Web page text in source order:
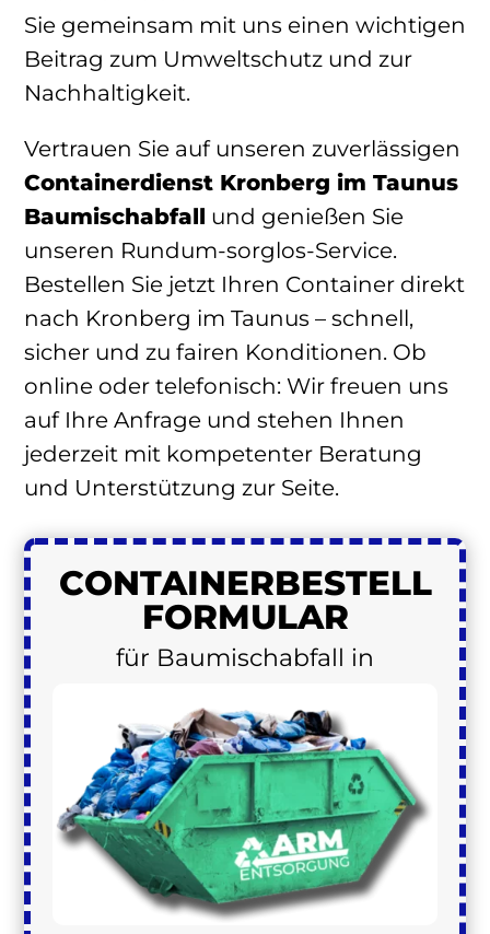
Sie gemeinsam mit uns einen wichtigen
Beitrag zum Umweltschutz und zur
Nachhaltigkeit.
Vertrauen Sie auf unseren zuverlässigen
Containerdienst Kronberg im Taunus
Baumischabfall und genießen Sie
unseren Rundum-sorglos-Service.
Bestellen Sie jetzt Ihren Container direkt
nach Kronberg im Taunus – schnell,
sicher und zu fairen Konditionen. Ob
online oder telefonisch: Wir freuen uns
auf Ihre Anfrage und stehen Ihnen
jederzeit mit kompetenter Beratung
und Unterstützung zur Seite.
CONTAINERBESTELL
FORMULAR
für Baumischabfall in